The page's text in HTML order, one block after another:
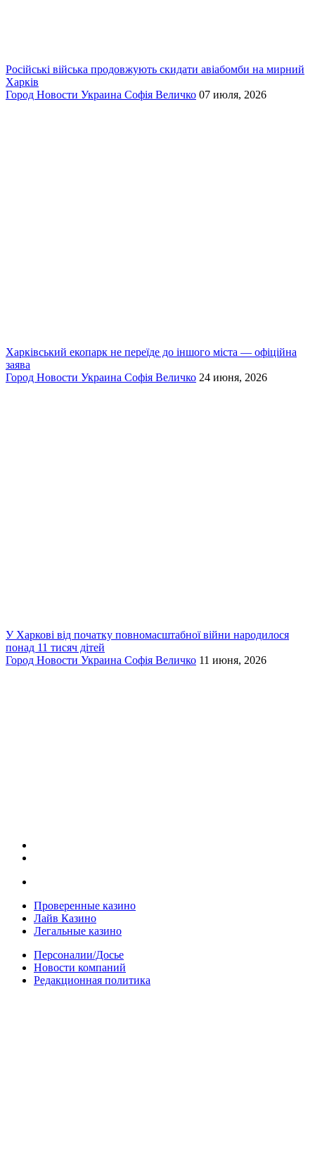
Російські війська продовжують скидати авіабомби на мирний
Харків
Город Новости Украина Софія Величко 07 июля, 2026
Харківський екопарк не переїде до іншого міста — офіційна
заява
Город Новости Украина Софія Величко 24 июня, 2026
У Харкові від початку повномасштабної війни народилося
понад 11 тисяч дітей
Город Новости Украина Софія Величко 11 июня, 2026
Проверенные казино
Лайв Казино
Легальные казино
Персоналии/Досье
Новости компаний
Редакционная политика